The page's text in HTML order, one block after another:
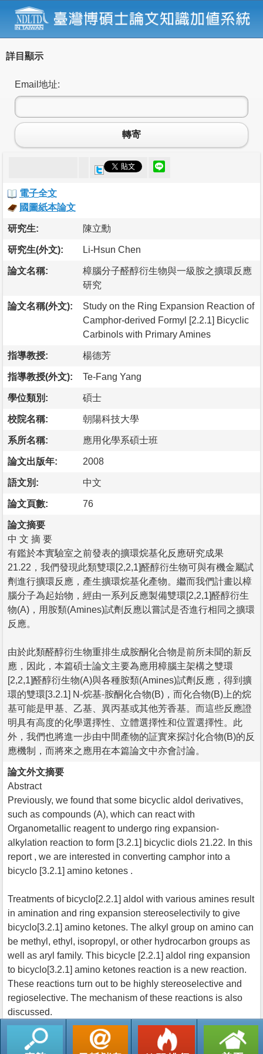
詳目顯示
Email地址:
轉寄
電子全文
國圖紙本論文
研究生: 陳立勳
研究生(外文): Li-Hsun Chen
論文名稱:
樟腦分子醛醇衍生物與一級胺之擴環反應
研究
論文名稱(外文):
Study on the Ring Expansion Reaction of
Camphor-derived Formyl [2.2.1] Bicyclic
Carbinols with Primary Amines
指導教授: 楊德芳
指導教授(外文): Te-Fang Yang
學位類別: 碩士
校院名稱: 朝陽科技大學
系所名稱: 應用化學系碩士班
論文出版年: 2008
語文別: 中文
論文頁數: 76
論文摘要
中 文 摘 要
有鑑於本實驗室之前發表的擴環烷基化反應研究成果
21.22，我們發現此類雙環[2,2,1]醛醇衍生物可與有機金屬試
劑進行擴環反應，產生擴環烷基化產物。繼而我們計畫以樟
腦分子為起始物，經由一系列反應製備雙環[2,2,1]醛醇衍生
物(A)，用胺類(Amines)試劑反應以嘗試是否進行相同之擴環
反應。
由於此類醛醇衍生物重排生成胺酮化合物是前所未聞的新反
應，因此，本篇碩士論文主要為應用樟腦主架構之雙環
[2,2,1]醛醇衍生物(A)與各種胺類(Amines)試劑反應，得到擴
環的雙環[3.2.1] N-烷基-胺酮化合物(B)，而化合物(B)上的烷
基可能是甲基、乙基、異丙基或其他芳香基。而這些反應證
明具有高度的化學選擇性、立體選擇性和位置選擇性。此
外，我們也將進一步由中間產物的証實來探討化合物(B)的反
應機制，而將來之應用在本篇論文中亦會討論。
論文外文摘要
Abstract
Previously, we found that some bicyclic aldol derivatives,
such as compounds (A), which can react with
Organometallic reagent to undergo ring expansion-
alkylation reaction to form [3.2.1] bicyclic diols 21.22. In this
report , we are interested in converting camphor into a
bicyclo [3.2.1] amino ketones .
Treatments of bicyclo[2.2.1] aldol with various amines result
in amination and ring expansion stereoselectivily to give
bicyclo[3.2.1] amino ketones. The alkyl group on amino can
be methyl, ethyl, isopropyl, or other hydrocarbon groups as
well as aryl family. This bicycle [2.2.1] aldol ring expansion
to bicyclo[3.2.1] amino ketones reaction is a new reaction.
These reactions turn out to be highly stereoselective and
regioselective. The mechanism of these reactions is also
discussed.
返回列表